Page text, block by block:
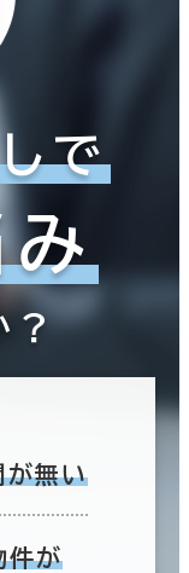
で
？
が無い
件が